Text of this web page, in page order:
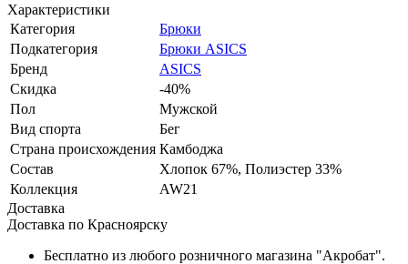
Характеристики
Категория
Брюки
Подкатегория
Брюки ASICS
Бренд
ASICS
Скидка
-40%
Пол
Мужской
Вид спорта
Бег
Страна происхождения Камбоджа
Состав
Хлопок 67%, Полиэстер 33%
Коллекция
AW21
Доставка
Доставка по Красноярску
Бесплатно из любого розничного магазина "Акробат".